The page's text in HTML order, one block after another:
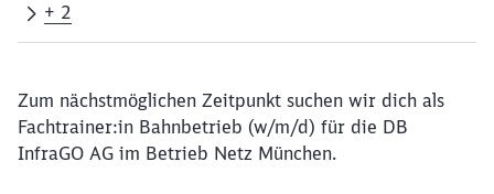
+ 2
Zum nächstmöglichen Zeitpunkt suchen wir dich als
Fachtrainer:in Bahnbetrieb (w/m/d) für die DB
InfraGO AG im Betrieb Netz München.